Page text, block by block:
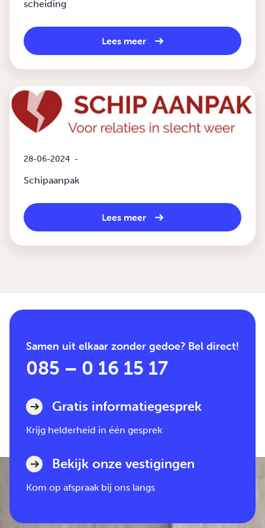
scheiding
Lees meer
28-06-2024 -
Schipaanpak
Lees meer
Samen uit elkaar zonder gedoe? Bel direct!
085 – 0 16 15 17
Gratis informatiegesprek
Krijg helderheid in één gesprek
Bekijk onze vestigingen
Kom op afspraak bij ons langs